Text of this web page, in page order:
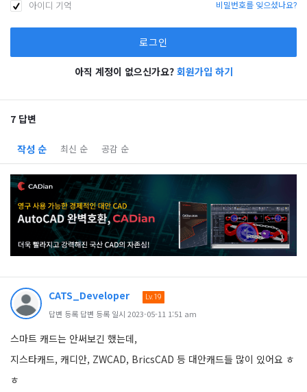
아이디 기억 비밀번호를 잊으셨나요?
아직 계정이 없으신가요? 회원가입 하기
7 답변
작성 순 최신 순 공감 순
CATS_Developer Lv.19
답변 등록 답변 등록 일시 2023-05-11 1:51 am
스마트 캐드는 안써보긴 했는데,
지스타캐드, 캐디안, ZWCAD, BricsCAD 등 대안캐드들 많이 있어요 ㅎ
ㅎ